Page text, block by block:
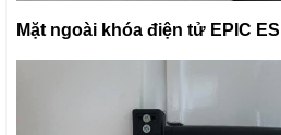
Mặt ngoài khóa điện tử EPIC